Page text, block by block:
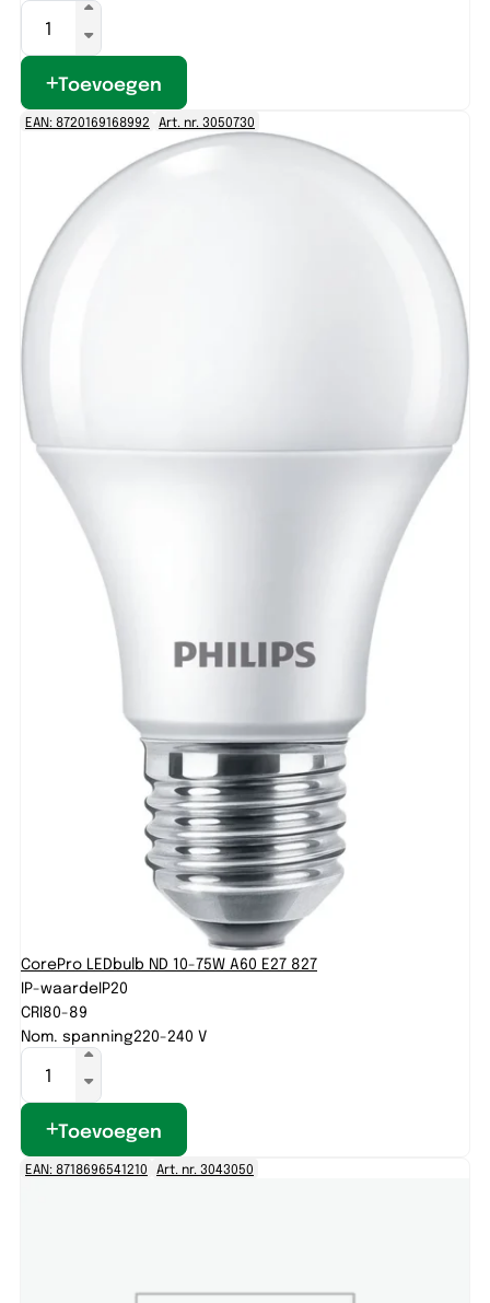
Toevoegen
EAN: 8720169168992 Art. nr. 3050730
CorePro LEDbulb ND 10-75W A60 E27 827
IP-waardeIP20
CRI80-89
Nom. spanning220-240 V
Toevoegen
EAN: 8718696541210 Art. nr. 3043050